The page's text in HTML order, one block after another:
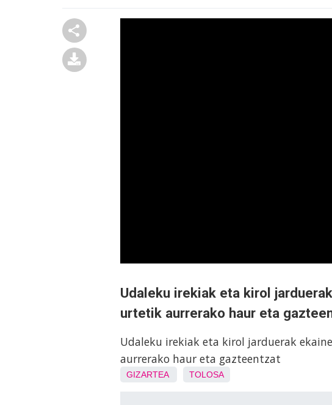
Udaleku irekiak eta kirol
urtetik aurrerako haur eta
Udaleku irekiak eta kirol jarduerak
aurrerako haur eta gazteentzat
GIZARTEA TOLOSA